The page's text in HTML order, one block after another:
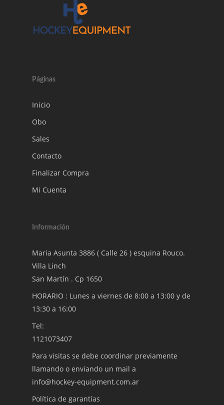
Páginas
Inicio
Obo
Sales
Contacto
Finalizar Compra
Mi Cuenta
Información
Maria Asunta 3886 ( Calle 26 ) esquina Rouco.
Villa Linch
San Martín . Cp 1650
HORARIO : Lunes a viernes de 8:00 a 13:00 y de
13:30 a 16:00
Tel:
1121073407
Para visitas se debe coordinar previamente
llamando o enviando un mail a
info@hockey-equipment.com.ar
Política de garantías